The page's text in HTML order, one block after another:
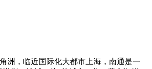
洲，临近国际化大都市上海，南通是一